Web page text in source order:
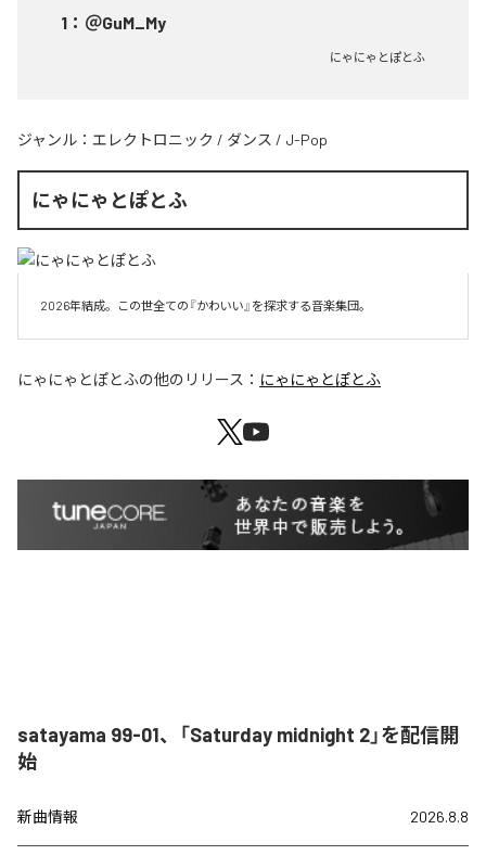
1 ： ＠GuM_My
にゃにゃとぽとふ
ジャンル： エレクトロニック / ダンス / J-Pop
にゃにゃとぽとふ
2026年結成。この世全ての『かわいい』を探求する音楽集団。
にゃにゃとぽとふの他のリリース： にゃにゃとぽとふ
satayama 99-01、「Saturday midnight 2」を配信開
始
新曲情報 2026.8.8